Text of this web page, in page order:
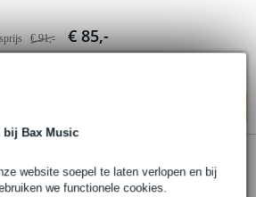
bij Bax Music
website soepel te laten verlopen en bij
we functionele cookies.
€ 91,- € 85,-
4801-S Symphony Stand
grijs